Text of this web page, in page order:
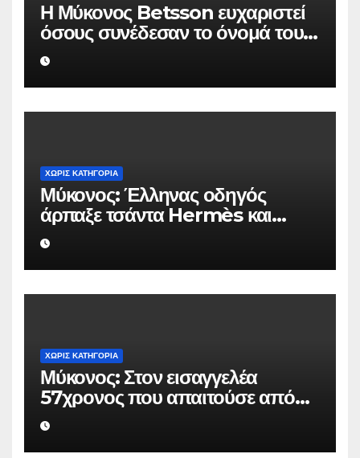
Η Μύκονος Betsson ευχαριστεί
όσους συνέδεσαν το όνομά τους
με την ιστορική χρονιά
ΧΩΡΊΣ ΚΑΤΗΓΟΡΊΑ
Μύκονος: Έλληνας οδηγός
άρπαξε τσάντα Hermès και
Rolex αξίας 75.000 ευρώ από
Ουκρανό τουρίστα
ΧΩΡΊΣ ΚΑΤΗΓΟΡΊΑ
Μύκονος: Στον εισαγγελέα
57χρονος που απαιτούσε από
επιχειρηματία 80.000 ευρώ για
να μην κάνει καταγγελίες σε